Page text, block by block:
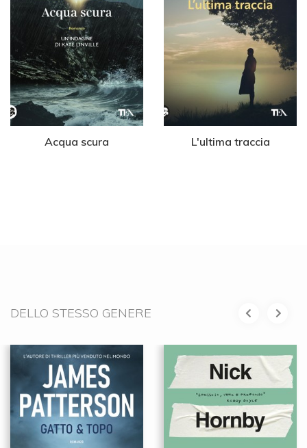
Acqua scura L'ultima traccia
DELLO STESSO GENERE